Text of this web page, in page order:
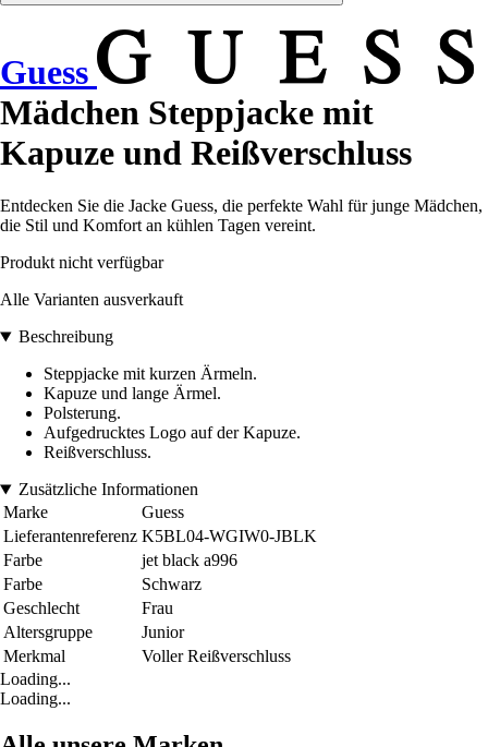
Guess
Mädchen Steppjacke mit
Kapuze und Reißverschluss
Entdecken Sie die Jacke Guess, die perfekte Wahl für junge Mädchen,
die Stil und Komfort an kühlen Tagen vereint.
Produkt nicht verfügbar
Alle Varianten ausverkauft
Beschreibung
Steppjacke mit kurzen Ärmeln.
Kapuze und lange Ärmel.
Polsterung.
Aufgedrucktes Logo auf der Kapuze.
Reißverschluss.
Zusätzliche Informationen
Marke
Guess
Lieferantenreferenz K5BL04-WGIW0-JBLK
Farbe
jet black a996
Farbe
Schwarz
Geschlecht
Frau
Altersgruppe
Junior
Merkmal
Voller Reißverschluss
Loading...
Loading...